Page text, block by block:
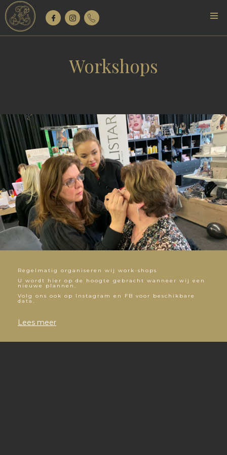
Workshops
Regelmatig organiseren wij work-shops
U wordt hier op de hoogte gebracht wanneer wij een
nieuwe plannen.
Volg ons ook op Instagram en FB voor beschikbare
data.
Lees meer